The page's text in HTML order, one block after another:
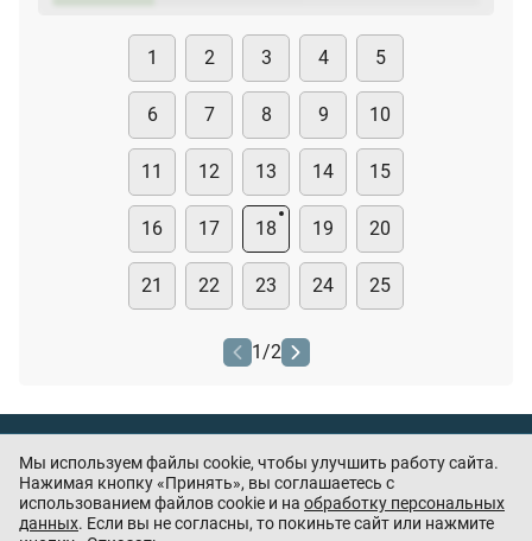
1 2 3 4 5
6 7 8 9 10
11 12 13 14 15
16 17 18 19 20
21 22 23 24 25
1/2
Нашли ошибку или есть предложения? —напишите
нам
Мы используем файлы cookie, чтобы улучшить работу сайта.
Нажимая кнопку «Принять», вы соглашаетесь с
использованием файлов cookie и на обработку персональных
данных. Если вы не согласны, то покиньте сайт или нажмите